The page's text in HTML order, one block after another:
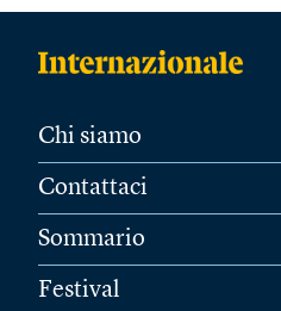
Chi siamo
Contattaci
Sommario
Festival